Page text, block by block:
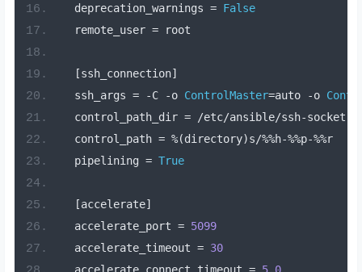
  deprecation_warnings
= False
  remote_user
=
[ssh_connection]
  ssh_args
= -C -o ControlMaster=auto -o
  control_path_dir
= /etc/ansible/ssh-
  control_path
= %(directory)s/%%h-%%p-%%
  pipelining
= True
[accelerate]
  accelerate_port
= 5099
  accelerate_timeout
= 30